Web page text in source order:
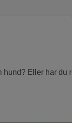
deras utseende
hund? Eller har